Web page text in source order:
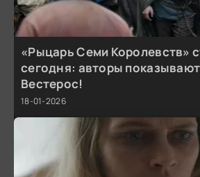
«Рыцарь Семи Королевств»
сегодня: авторы
Вестерос!
18-01-2026